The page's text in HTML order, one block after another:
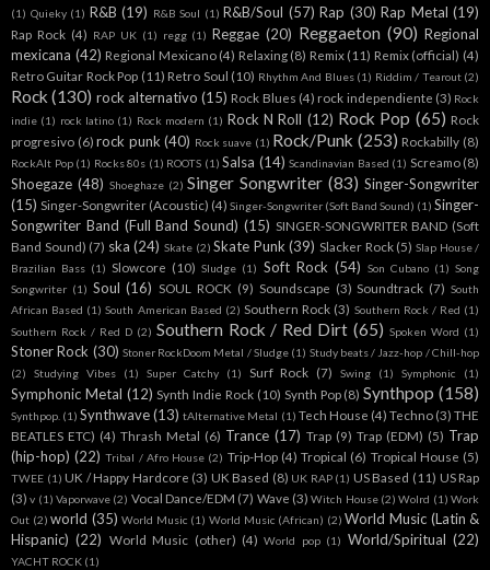
(1) Quieky (1) R&B (19) R&B Soul (1) R&B/Soul (57) Rap (30) Rap Metal (19)
Rap Rock (4) RAP UK (1) regg (1) Reggae (20) Reggaeton (90) Regional
mexicana (42) Regional Mexicano (4) Relaxing (8) Remix (11) Remix (official) (4)
Retro Guitar Rock Pop (11) Retro Soul (10) Rhythm And Blues (1) Riddim / Tearout (2)
Rock (130) rock alternativo (15) Rock Blues (4) rock independiente (3) Rock
indie (1) rock latino (1) Rock modern (1) Rock N Roll (12) Rock Pop (65) Rock
progresivo (6) rock punk (40) Rock suave (1) Rock/Punk (253) Rockabilly (8)
RockAlt Pop (1) Rocks 80s (1) ROOTS (1) Salsa (14) Scandinavian Based (1) Screamo (8)
Shoegaze (48) Shoeghaze (2) Singer Songwriter (83) Singer-Songwriter
(15) Singer-Songwriter (Acoustic) (4) Singer-Songwriter (Soft Band Sound) (1) Singer-
Songwriter Band (Full Band Sound) (15) SINGER-SONGWRITER BAND (Soft
Band Sound) (7) ska (24) Skate (2) Skate Punk (39) Slacker Rock (5) Slap House /
Brazilian Bass (1) Slowcore (10) Sludge (1) Soft Rock (54) Son Cubano (1) Song
Songwriter (1) Soul (16) SOUL ROCK (9) Soundscape (3) Soundtrack (7) South
African Based (1) South American Based (2) Southern Rock (3) Southern Rock / Red (1)
Southern Rock / Red D (2) Southern Rock / Red Dirt (65) Spoken Word (1)
Stoner Rock (30) Stoner RockDoom Metal / Sludge (1) Study beats / Jazz-hop / Chill-hop
(2)
Studying Vibes (1) Super Catchy (1) Surf Rock (7) Swing (1) Symphonic (1)
Symphonic Metal (12) Synth Indie Rock (10) Synth Pop (8) Synthpop (158)
Synthpop. (1) Synthwave (13) tAlternative Metal (1) Tech House (4) Techno (3) THE
BEATLES ETC) (4) Thrash Metal (6) Trance (17) Trap (9) Trap (EDM) (5) Trap
(hip-hop) (22) Tribal / Afro House (2) Trip-Hop (4) Tropical (6) Tropical House (5)
TWEE (1) UK / Happy Hardcore (3) UK Based (8) UK RAP (1) US Based (11) US Rap
(3) v (1) Vaporwave (2) Vocal Dance/EDM (7) Wave (3) Witch House (2) Wolrd (1) Work
Out (2) world (35) World Music (1) World Music (African) (2) World Music (Latin &
Hispanic) (22) World Music (other) (4) World pop (1) World/Spiritual (22)
YACHT ROCK (1)